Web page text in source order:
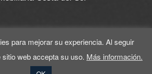
para mejorar su experiencia. Al seguir
web accepta su uso. Más información.